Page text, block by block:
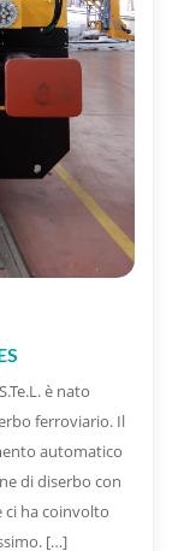
è nato
ferroviario. Il
automatico
di diserbo con
ci ha coinvolto
[…]